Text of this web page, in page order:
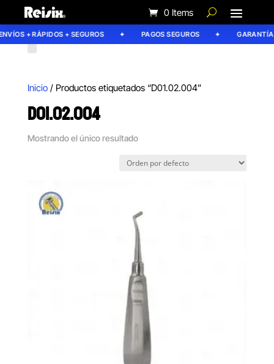
0 Items
+ RÁPIDOS + SEGUROS PAGOS SEGUROS GARANTÍA
Inicio/ Productos etiquetados “D01.02.004”
D01.02.004
Mostrando el único resultado